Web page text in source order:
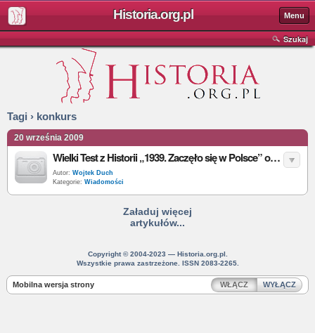
Historia.org.pl Menu
Szukaj
Tagi › konkurs
20 września 2009
Wielki Test z Historii „1939. Zaczęło się w Polsce” odbędzie się w Gdańsku
Autor: Wojtek Duch
Kategorie: Wiadomości
Załaduj więcej
artykułów...
Copyright © 2004-2023 — Historia.org.pl.
Wszystkie prawa zastrzeżone. ISSN 2083-2265.
Mobilna wersja strony WŁĄCZ WYŁĄCZ